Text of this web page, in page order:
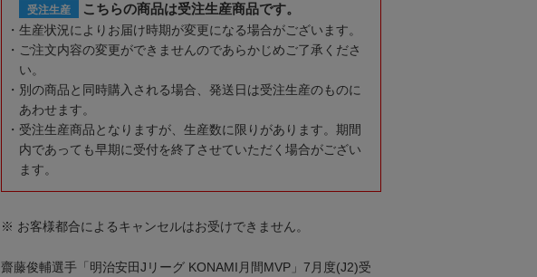
受注生産 こちらの商品は受注生産商品です。
生産状況によりお届け時期が変更になる場合がございます。
ご注文内容の変更ができませんのであらかじめご了承くださ
い。
別の商品と同時購入される場合、発送日は受注生産のものに
あわせます。
受注生産商品となりますが、生産数に限りがあります。期間
内であっても早期に受付を終了させていただく場合がござい
ます。
※ お客様都合によるキャンセルはお受けできません。
齋藤俊輔選手「明治安田Jリーグ KONAMI月間MVP」7月度(J2)受